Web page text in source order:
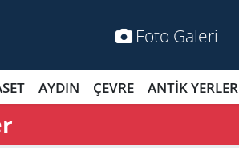
Foto Galeri
AYDIN ÇEVRE ANTİK YERLER